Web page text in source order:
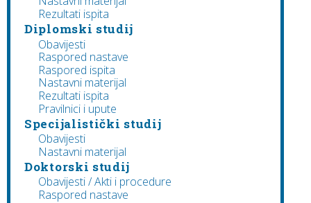
Rezultati ispita
Diplomski studij
Obavijesti
Raspored nastave
Raspored ispita
Nastavni materijal
Rezultati ispita
Pravilnici i upute
Specijalistički studij
Obavijesti
Nastavni materijal
Doktorski studij
Obavijesti / Akti i procedure
Raspored nastave